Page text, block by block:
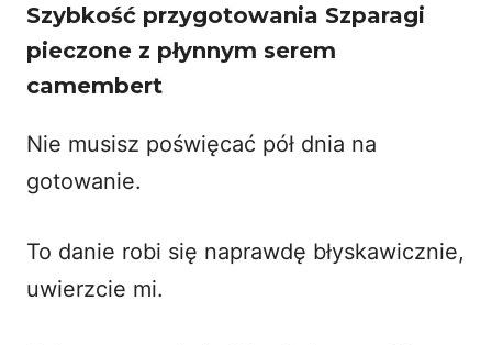
Szybkość przygotowania Szparagi
pieczone z płynnym serem
camembert
Nie musisz poświęcać pół dnia na
gotowanie.
To danie robi się naprawdę błyskawicznie,
uwierzcie mi.